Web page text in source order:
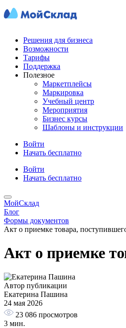
Решения для бизнеса
Возможности
Тарифы
Поддержка
Полезное
Маркетплейсы
Маркировка
Учебный центр
Мероприятия
Бизнес курсы
Шаблоны и инструкции
Войти
Начать бесплатно
Войти
Начать бесплатно
МойСклад
Блог
Формы документов
Акт о приемке товара,
Акт о приемке
Автор публикации
Екатерина Пашина
24 мая 2026
23 086 просмотров
3 мин.